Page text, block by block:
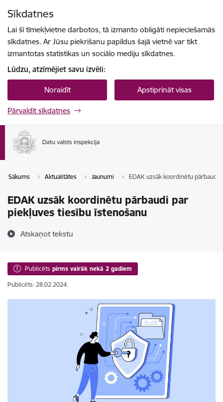
Sīkdatnes
Lai šī tīmekļvietne darbotos, tā izmanto obligāti nepieciešamās
sīkdatnes. Ar Jūsu piekrišanu papildus šajā vietnē var tikt
izmantotas statistikas un sociālo mediju sīkdatnes.
Lūdzu, atzīmējiet savu izvēli:
Noraidīt Apstiprināt visas
Pārvaldīt sīkdatnes
Sākums Aktualitātes Jaunumi EDAK uzsāk koordinētu pārbaudi
EDAK uzsāk koordinētu pārbaudi par
piekļuves tiesību īstenošanu
Atskaņot tekstu
Publicēts pirms vairāk nekā 2 gadiem
Publicēts: 28.02.2024.